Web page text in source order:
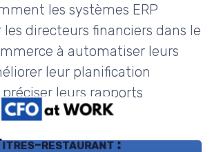
les systèmes ERP
directeurs financiers dans le
à automatiser leurs
leur planification
leurs rapports
restaurant :